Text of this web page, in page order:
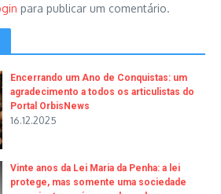
para publicar um comentário.
Encerrando um Ano de Conquistas: um
agradecimento a todos os articulistas do
Portal OrbisNews
16.12.2025
Vinte anos da Lei Maria da Penha: a lei
protege, mas somente uma sociedade